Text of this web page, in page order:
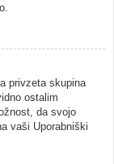
privzeta skupina
ostalim
da svojo
vaši Uporabniški